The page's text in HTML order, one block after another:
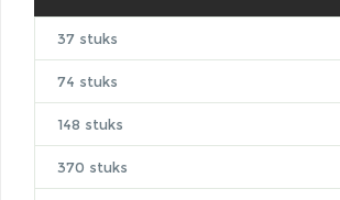
37 stuks
74 stuks
148 stuks
370 stuks